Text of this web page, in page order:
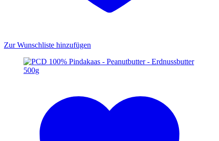
Zur Wunschliste hinzufügen